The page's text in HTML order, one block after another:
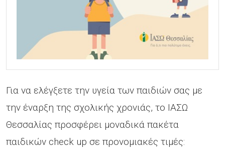
Για να ελέγξετε την υγεία των παιδιών σας με
την έναρξη της σχολικής χρονιάς, το ΙΑΣΩ
Θεσσαλίας προσφέρει μοναδικά πακέτα
παιδικών check up σε προνομιακές τιμές: